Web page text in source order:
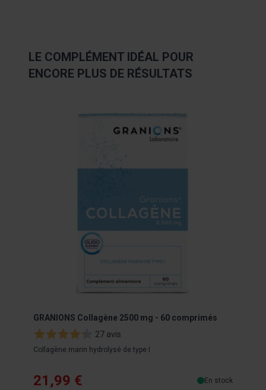
LE COMPLÉMENT IDÉAL POUR
ENCORE PLUS DE RÉSULTATS
GRANIONS Collagène 2500 mg - 60 comprimés
27 avis
Collagène marin hydrolysé de type I
21,99 € En stock